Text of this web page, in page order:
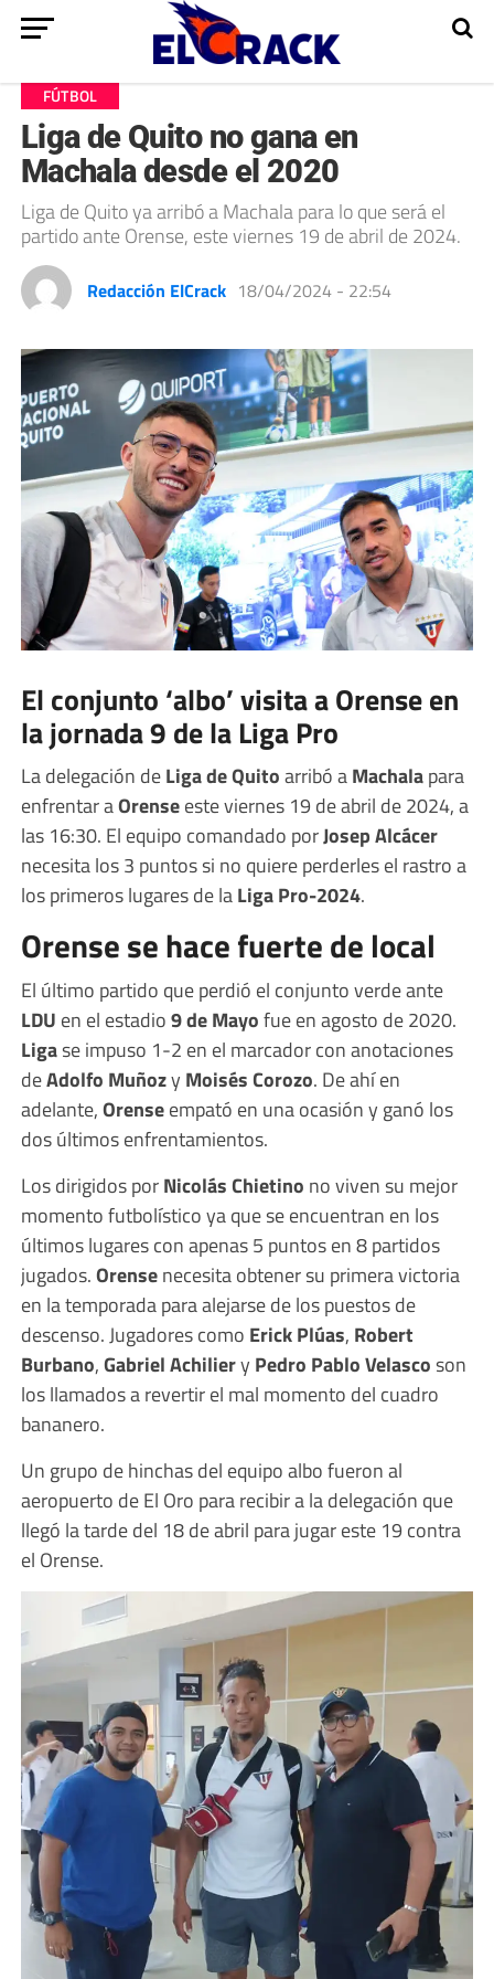
FÚTBOL
Liga de Quito no gana en
Machala desde el 2020
Liga de Quito ya arribó a Machala para lo que será el
partido ante Orense, este viernes 19 de abril de 2024.
Redacción ElCrack 18/04/2024 - 22:54
El conjunto ‘albo’ visita a Orense en
la jornada 9 de la Liga Pro
La delegación deLiga de Quitoarribó aMachalapara
enfrentar aOrenseeste viernes 19 de abril de 2024, a
las 16:30. El equipo comandado porJosep Alcácer
necesita los 3 puntos si no quiere perderles el rastro a
los primeros lugares de laLiga Pro-2024.
Orense se hace fuerte de local
El último partido que perdió el conjunto verde ante
LDU en el estadio9 de Mayofue en agosto de 2020.
Ligase impuso 1-2 en el marcador con anotaciones
deAdolfo Muñozy Moisés Corozo. De ahí en
adelante,Orenseempató en una ocasión y ganó los
dos últimos enfrentamientos.
Los dirigidos porNicolás Chietino no viven su mejor
momento futbolístico ya que se encuentran en los
últimos lugares con apenas 5 puntos en 8 partidos
jugados.Orensenecesita obtener su primera victoria
en la temporada para alejarse de los puestos de
descenso. Jugadores como Erick Plúas, Robert
Burbano,GabrielAchiliery Pedro Pablo Velascoson
los llamados a revertir el mal momento del cuadro
bananero.
Un grupo de hinchas del equipo albo fueron al
aeropuerto de El Oro para recibir a la delegación que
llegó la tarde del 18 de abril para jugar este 19 contra
el Orense.